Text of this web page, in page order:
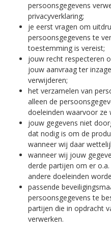
persoonsgegevens
privacyverklaring;
je eerst vragen om
persoonsgegevens te
toestemming is vereist;
jouw recht respecteren
jouw aanvraag ter
verwijderen;
het verzamelen van
alleen de
doeleinden waarvoor ze
jouw gegevens niet
dat nodig is om de
wanneer wij daar
wanneer wij jouw
derde partijen om er
andere doeleinden
passende
persoonsgegevens te
partijen die in opdracht
verwerken.